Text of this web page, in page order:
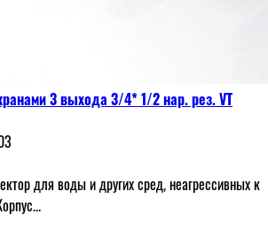
3 выхода 3/4* 1/2 нар. рез. VT
для воды и других сред, неагрессивных к